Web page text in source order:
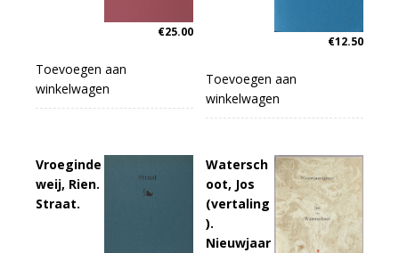
€25.00
Toevoegen aan
winkelwagen
€12.50
Toevoegen aan
winkelwagen
Vroeginde
weij, Rien.
Straat.
Watersch
oot, Jos
(vertaling
).
Nieuwjaar